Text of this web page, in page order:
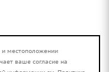
и местоположении
ваше согласие на